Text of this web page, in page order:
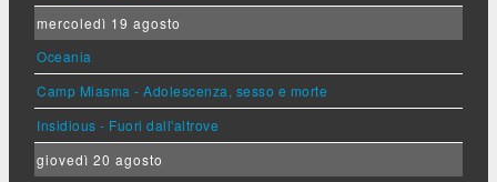
mercoledì 19 agosto
Oceania
Camp Miasma - Adolescenza, sesso e morte
Insidious - Fuori dall'altrove
giovedì 20 agosto